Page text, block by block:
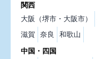
関西
大阪（堺市・大阪市）
滋賀
奈良 和歌山
中国・四国